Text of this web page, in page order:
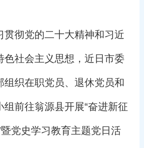
彻党的二十大精神和习近
色社会主义思想，近日市委
组织在职党员、退休党员和
组前往翁源县开展“奋进新征
党史学习教育主题党日活